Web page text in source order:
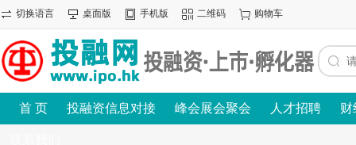
切换语言 桌面版 手机版 二维码 购物车
首 页 投融资信息对接 峰会展会聚会 人才招聘 财